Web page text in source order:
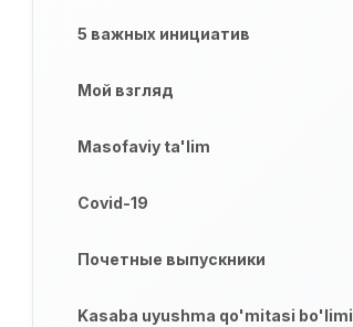
5 важных инициатив
Мой взгляд
Masofaviy ta'lim
Covid-19
Почетные выпускники
Kasaba uyushma qo'mitasi bo'limi